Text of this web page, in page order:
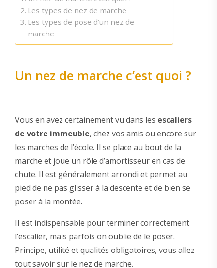
Les types de nez de marche
Les types de pose d’un nez de
marche
Un nez de marche c’est quoi ?
Vous en avez certainement vu dans les escaliers
de votre immeuble, chez vos amis ou encore sur
les marches de l’école. Il se place au bout de la
marche et joue un rôle d’amortisseur en cas de
chute. Il est généralement arrondi et permet au
pied de ne pas glisser à la descente et de bien se
poser à la montée.
Il est indispensable pour terminer correctement
l’escalier, mais parfois on oublie de le poser.
Principe, utilité et qualités obligatoires, vous allez
tout savoir sur le nez de marche.